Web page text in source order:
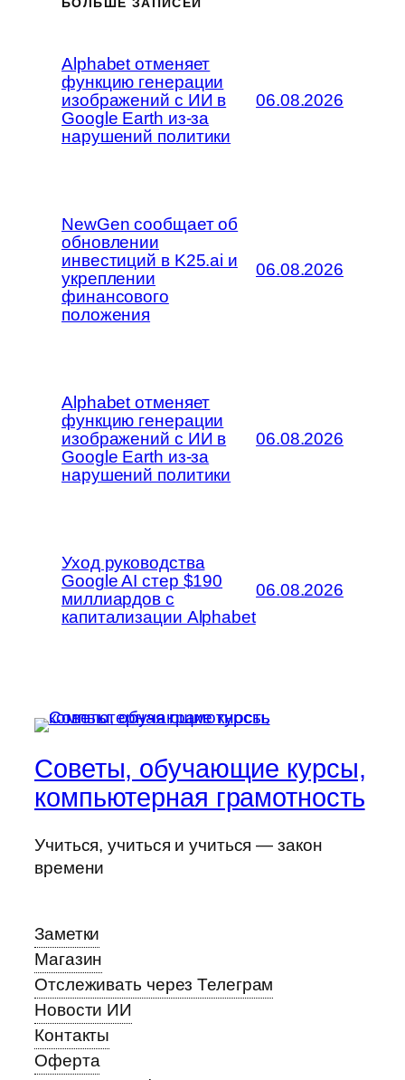
Alphabet отменяет
функцию генерации
изображений с ИИ в
Google Earth из-за
нарушений политики
06.08.2026
NewGen сообщает об
обновлении
инвестиций в K25.ai и
укреплении
финансового
положения
06.08.2026
Alphabet отменяет
функцию генерации
изображений с ИИ в
Google Earth из-за
нарушений политики
06.08.2026
Уход руководства
Google AI стер $190
миллиардов с
капитализации Alphabet
06.08.2026
Советы, обучающие курсы,
компьютерная грамотность
Учиться, учиться и учиться — закон
времени
Заметки
Магазин
Отслеживать через Телеграм
Новости ИИ
Контакты
Оферта